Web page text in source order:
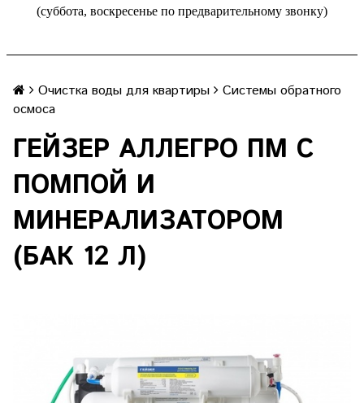
(суббота, воскресенье по предварительному звонку)
Очистка воды для квартиры
Системы обратного
осмоса
ГЕЙЗЕР АЛЛЕГРО ПМ С
ПОМПОЙ И
МИНЕРАЛИЗАТОРОМ
(БАК 12 Л)